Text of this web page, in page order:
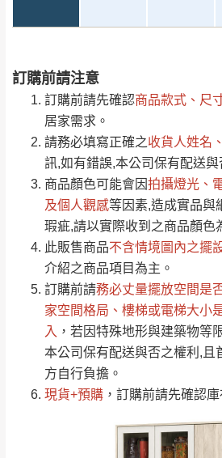
訂購前請注意
訂購前請先確認商品款式、尺
居家需求。
請務必填寫正確之收貨人姓名
訊,如有錯誤,本公司保有配送與
商品顏色可能會因拍攝燈光、
及個人觀感等因素,造成實品與
瑕疵,請以實際收到之商品顏色
此販售商品不含情境圖內之擺
介紹之商品項目為主。
訂購前請務必丈量擺放空間是
家空間格局、 樓梯或電梯大小
入 ，若因特殊地形與建築物等
本公司保有配送與否之權利,且
方自行負擔。
現貨+預購 ，訂購前請先確認庫
運 費 說
運送地區 運送費用
桃園
免 運
費
新竹
注意事項：
由於品項繁多，網頁無法
要購買商品，請於出發前
Line客服」來信確認商品
「金額」。
若商品價格或庫存有異常，
單。部分網路商品恕無法更改原
見諒！
接單後二日內(不含例假日)
電話聯絡或E-Mail通知確
（線上客
服 LINE →
下單前先詢問是否現貨 ，
現貨我們客服會再來電或
（洽詢方式請搜尋 Line
地區恕無法提供運送 (詳見
0/5 (0)筆
全部 依評論高至低排列
依評論低至高排列 只顯示
只顯示附上評論